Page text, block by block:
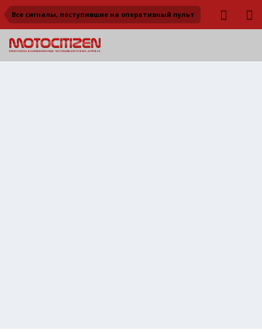
Все сигналы, поступившие на оперативный пульт